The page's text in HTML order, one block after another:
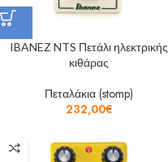
IBANEZ NTS Πετάλι ηλεκτρικής
κιθάρας
Πεταλάκια (stomp)
232,00€